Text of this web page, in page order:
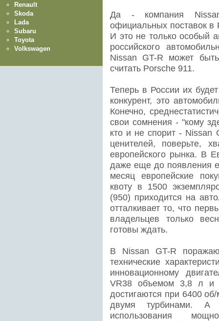
Да - компания Nissan
официальных поставок в
И это не только особый
российского
Nissan GT-R может
считать Porsche 911.
Теперь в России их
конкурент, это
Конечно,
свои сомнения - "кому
кто и не спорит - Nissan
ценителей, поверьте,
европейского рынка. В
даже еще до появления
месяц европейские
квоту в 1500
(950) приходится на
отталкивает то, что
владельцев только
готовы ждать.
В Nissan GT-R
технические
инновационному
VR38 объемом 3,8 л и
достигаются при 6400
двумя турбинами. А
использования
Renault
Skoda
Lada
Subaru
Toyota
Volkswagen